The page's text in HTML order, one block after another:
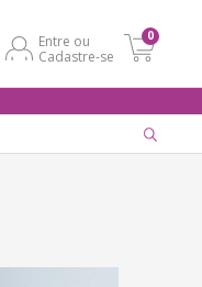
Entre ou
Cadastre-se
0